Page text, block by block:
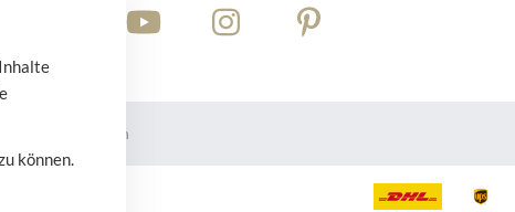
Einstellungen
können.